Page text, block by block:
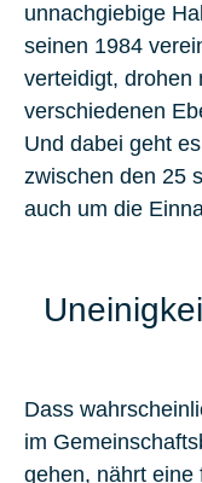
unnachgiebige
seinen 1984
verteidigt, drohen
verschiedenen
Und dabei geht
zwischen den 25
auch um die
Dass
im
gehen, nährt eine